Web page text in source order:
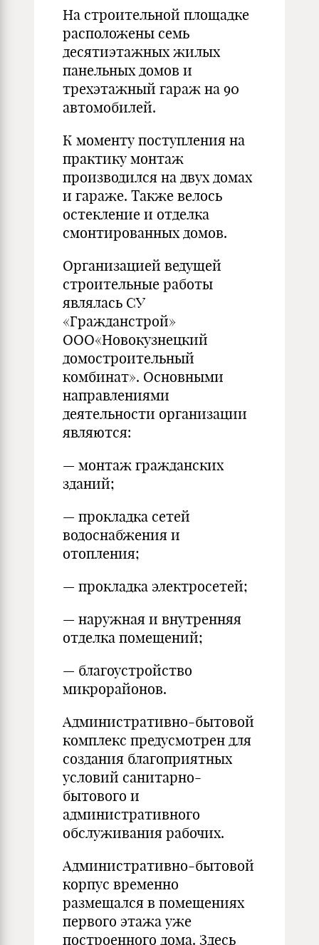
На строительной площадке
расположены семь
десятиэтажных жилых
панельных домов и
трехэтажный гараж на 90
автомобилей.
К моменту поступления на
практику монтаж
производился на двух домах
и гараже. Также велось
остекление и отделка
смонтированных домов.
Организацией ведущей
строительные работы
являлась СУ
«Гражданстрой»
ООО«Новокузнецкий
домостроительный
комбинат». Основными
направлениями
деятельности организации
являются:
— монтаж гражданских
зданий;
— прокладка сетей
водоснабжения и
отопления;
— прокладка электросетей;
— наружная и внутренняя
отделка помещений;
— благоустройство
микрорайонов.
Административно-бытовой
комплекс предусмотрен для
создания благоприятных
условий санитарно-
бытового и
административного
обслуживания рабочих.
Административно-бытовой
корпус временно
размещался в помещениях
первого этажа уже
построенного дома. Здесь